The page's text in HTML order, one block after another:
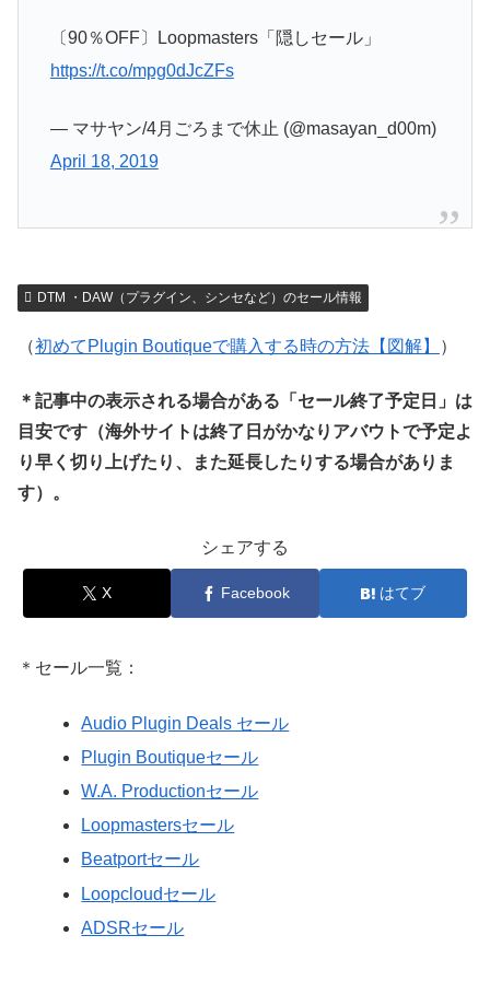
〔90％OFF〕Loopmasters「隠しセール」
https://t.co/mpg0dJcZFs
— マサヤン/4月ごろまで休止 (@masayan_d00m)
April 18, 2019
DTM ・DAW（プラグイン、シンセなど）のセール情報
（初めてPlugin Boutiqueで購入する時の方法【図解】 ）
＊記事中の表示される場合がある「セール終了予定日」は
目安です（海外サイトは終了日がかなりアバウトで予定よ
り早く切り上げたり、また延長したりする場合がありま
す）。
シェアする
X Facebook はてブ
＊セール一覧：
Audio Plugin Deals セール
Plugin Boutiqueセール
W.A. Productionセール
Loopmastersセール
Beatportセール
Loopcloudセール
ADSRセール